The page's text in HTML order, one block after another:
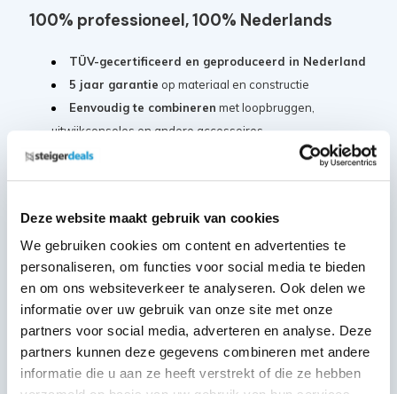
Deze website maakt gebruik van cookies
We gebruiken cookies om content en advertenties te
personaliseren, om functies voor social media te bieden
en om ons websiteverkeer te analyseren. Ook delen we
informatie over uw gebruik van onze site met onze
partners voor social media, adverteren en analyse. Deze
partners kunnen deze gegevens combineren met andere
informatie die u aan ze heeft verstrekt of die ze hebben
100% professioneel, 100% Nederlands
TÜV-gecertificeerd en geproduceerd in Nederland
5 jaar garantie op materiaal en constructie
Eenvoudig te combineren met loopbruggen,
uitwijkconsoles en andere accessoires
Voldoet aan de nieuwste
Klaar voor iedere klus, waar dan ook
Of je nu werkt op een bouwplaats, bij renovaties of in de
industrie: met de Panthera Pro heb je alles in huis om
vrijstaand, veilig en flexibel te werken.
Samenstelling: